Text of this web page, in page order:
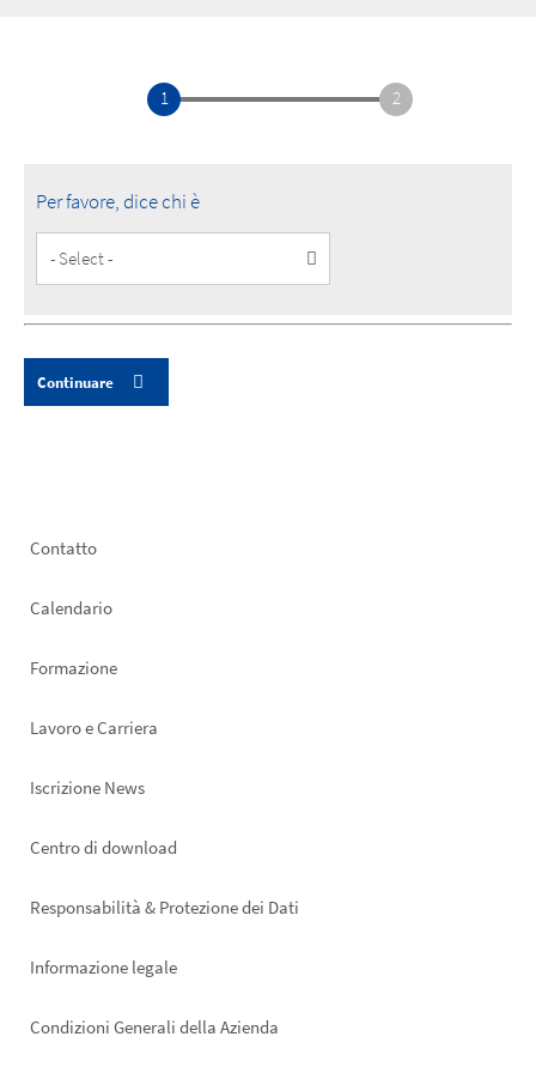
1 2
Per favore, dice chi è
Type
Footer
Contatto
Calendario
Formazione
Lavoro e Carriera
Iscrizione News
Footer
Centro di download
Responsabilità & Protezione dei Dati
Informazione legale
Condizioni Generali della Azienda